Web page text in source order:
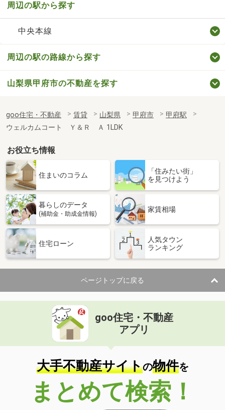
周辺の駅から探す
中央本線
周辺の駅の路線から探す
山梨県甲府市の不動産を探す
goo住宅・不動産 賃貸 山梨県 甲府市
甲府駅
ウェルカムコート Ｙ＆Ｒ Ａ 1LDK
お役立ち情報
住まいのコラム
「住みたい街」
を見つけよう
暮らしのデータ
(補助金・助成金情報)
家賃相場
住宅ローン
人気タウン
ランキング
ページトップに戻る
goo住宅・不動産
アプリ
大手不動産サイトの物件を
まとめて検索！